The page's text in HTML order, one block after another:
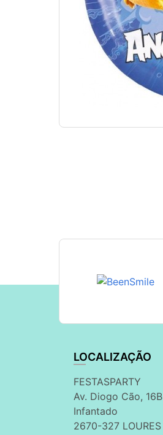
LOCALIZAÇÃO
FESTASPARTY
Av. Diogo Cão, 16B
Infantado
2670-327 LOURES